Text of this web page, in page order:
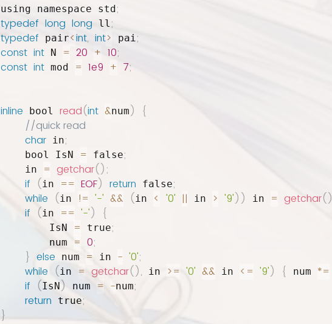
using namespace std;
typedef long long ll;
typedef pair<int, int> pai;
const int N = 20 + 10;
const int mod = 1e9 + 7;
inline bool read(int &num ) {
//quick read
char in;
    bool IsN
= false;
    in
= getchar();
if (in == EOF) return false;
while (in != '-' && (in < '0' || in > '9') ) in = getchar()
if (in == '-') {
        IsN
= true;
        num
= 0;
} else num = in - '0';
while (in = getchar(), in >= '0' && in <= '9') { num *=
if (IsN) num = -num;
return true;
}